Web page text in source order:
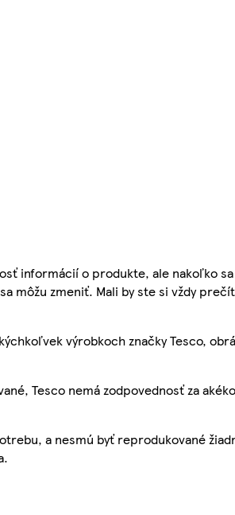
informácií o produkte, ale nakoľko
môžu zmeniť. Mali by ste si vždy
výrobkoch značky Tesco,
Tesco nemá zodpovednosť za
a nesmú byť reprodukované